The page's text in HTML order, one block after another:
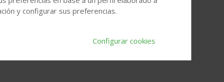
y configurar sus preferencias.
Configurar cookies